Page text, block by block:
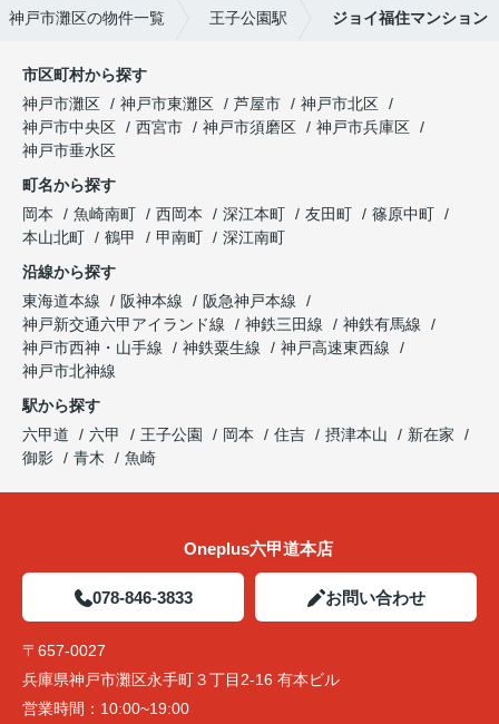
神戸市灘区の物件一覧 王子公園駅 ジョイ福住マンション
市区町村から探す
神戸市灘区
神戸市東灘区 芦屋市
神戸市北区
神戸市中央区
西宮市 神戸市須磨区
神戸市兵庫区
神戸市垂水区
町名から探す
岡本
魚崎南町 西岡本 深江本町 友田町
篠原中町
本山北町
鶴甲 甲南町
深江南町
沿線から探す
東海道本線
阪神本線
阪急神戸本線
神戸新交通六甲アイランド線
神鉄三田線
神鉄有馬線
神戸市西神・山手線
神鉄粟生線
神戸高速東西線
神戸市北神線
駅から探す
六甲道
六甲 王子公園 岡本 住吉 摂津本山
新在家
御影
青木 魚崎
Oneplus六甲道本店
078-846-3833 お問い合わせ
〒657-0027
兵庫県神戸市灘区永手町３丁目2-16 有本ビル
営業時間： 10:00~19:00